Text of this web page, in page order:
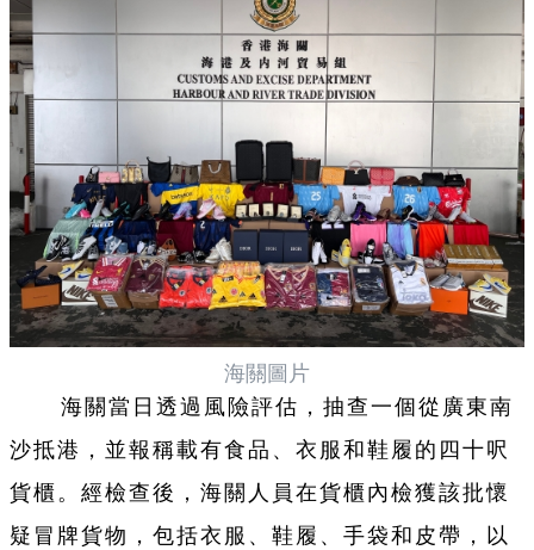
海關圖片
海關當日透過風險評估，抽查一個從廣東南
沙抵港，並報稱載有食品、衣服和鞋履的四十呎
貨櫃。經檢查後，海關人員在貨櫃內檢獲該批懷
疑冒牌貨物，包括衣服、鞋履、手袋和皮帶，以